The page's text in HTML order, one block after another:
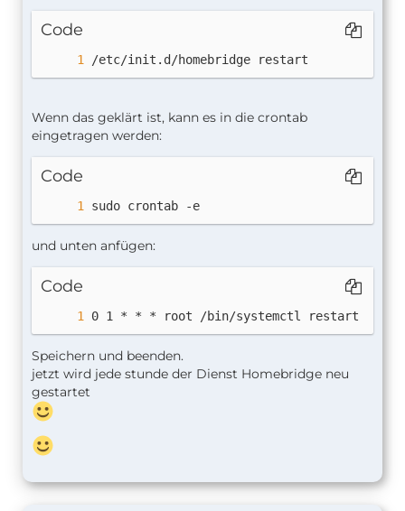
Code
/etc/init.d/homebridge restart
Wenn das geklärt ist, kann es in die crontab
eingetragen werden:
Code
sudo crontab -e
und unten anfügen:
Code
0 1 * * * root /bin/systemctl restart
Speichern und beenden.
jetzt wird jede stunde der Dienst Homebridge neu
gestartet